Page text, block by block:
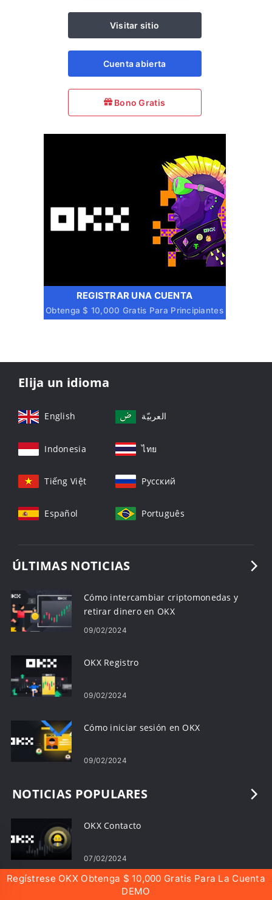
Visitar sitio
Cuenta abierta
Bono Gratis
REGISTRAR UNA CUENTA
Obtenga $ 10,000 Gratis Para Principiantes
Elija un idioma
English العربيّة
Indonesia ไทย
Tiếng Việt Русский
Español Português
ÚLTIMAS NOTICIAS
Cómo intercambiar criptomonedas y
retirar dinero en OKX
09/02/2024
OKX Registro
09/02/2024
Cómo iniciar sesión en OKX
09/02/2024
NOTICIAS POPULARES
OKX Contacto
07/02/2024
OKX Programa de afiliados
Regístrese OKX Obtenga $ 10,000 Gratis Para La Cuenta
DEMO